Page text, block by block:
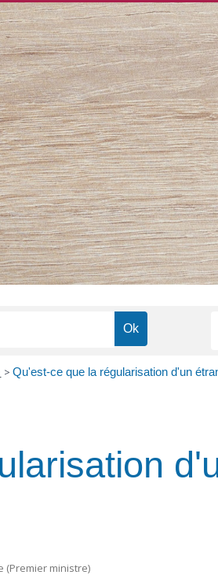
> Qu'est-ce que la régularisation d'un
(Premier ministre)